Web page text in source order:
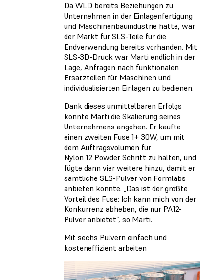
Da WLD bereits Beziehungen zu
Unternehmen in der Einlagenfertigung
und Maschinenbauindustrie hatte, war
der Markt für SLS-Teile für die
Endverwendung bereits vorhanden. Mit
SLS-3D-Druck war Marti endlich in der
Lage, Anfragen nach funktionalen
Ersatzteilen für Maschinen und
individualisierten Einlagen zu bedienen.
Dank dieses unmittelbaren Erfolgs
konnte Marti die Skalierung seines
Unternehmens angehen. Er kaufte
einen zweiten Fuse 1+ 30W, um mit
dem Auftragsvolumen für
Nylon 12 Powder Schritt zu halten, und
fügte dann vier weitere hinzu, damit er
sämtliche SLS-Pulver von Formlabs
anbieten konnte. „Das ist der größte
Vorteil des Fuse: Ich kann mich von der
Konkurrenz abheben, die nur PA12-
Pulver anbietet“, so Marti.
Mit sechs Pulvern einfach und
kosteneffizient arbeiten